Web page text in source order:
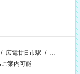
/ 広電廿日市駅 / …
案内可能